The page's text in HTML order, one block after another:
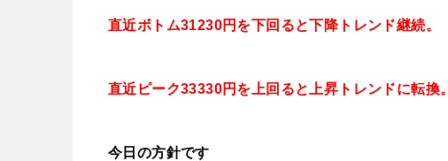
直近ボトム31230円を下回ると下降トレンド継続。
直近ピーク33330円を上回ると上昇トレンドに転換。
今日 の方針です